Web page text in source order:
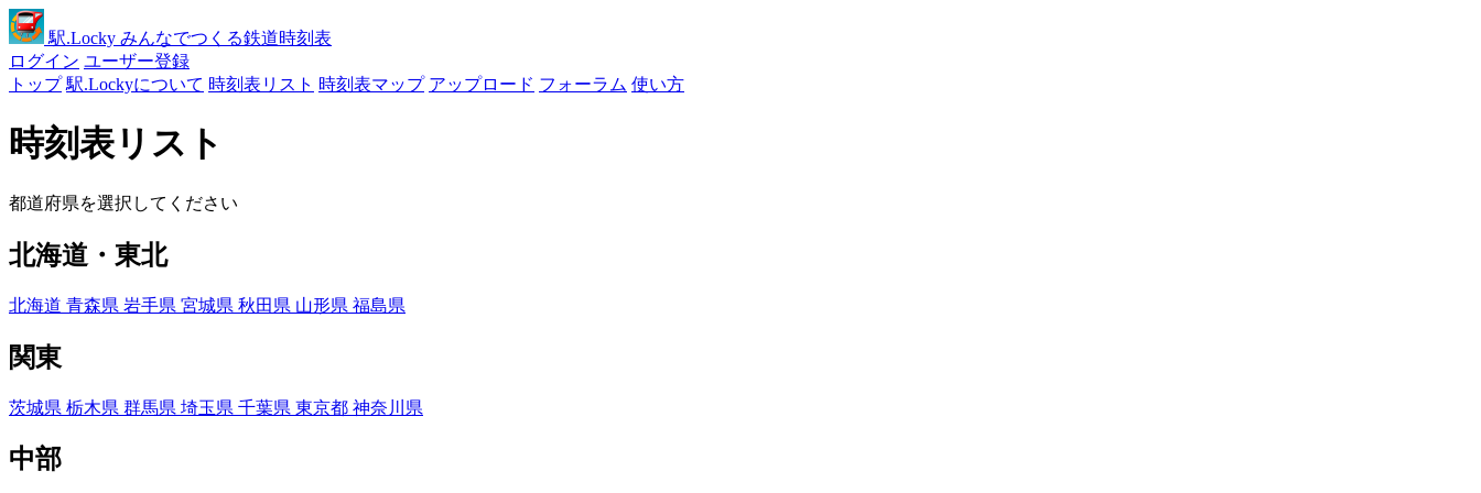
駅.Locky みんなでつくる鉄道時刻表
ログイン ユーザー登録
トップ 駅.Lockyについて 時刻表リスト 時刻表マップ アップロード フォーラム 使い方
時刻表リスト
都道府県を選択してください
北海道・東北
北海道 青森県 岩手県 宮城県 秋田県 山形県 福島県
関東
茨城県 栃木県 群馬県 埼玉県 千葉県 東京都 神奈川県
中部